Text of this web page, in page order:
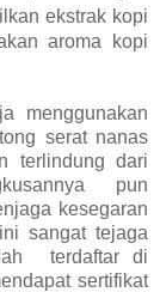
ekstrak kopi
aroma kopi
menggunakan
serat nanas
terlindung dari
pun
kesegaran
sangat tejaga
terdaftar di
sertifikat